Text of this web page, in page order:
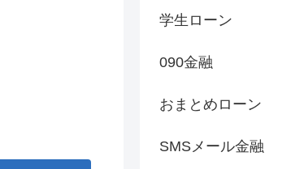
学生ローン
090金融
おまとめローン
SMSメール金融